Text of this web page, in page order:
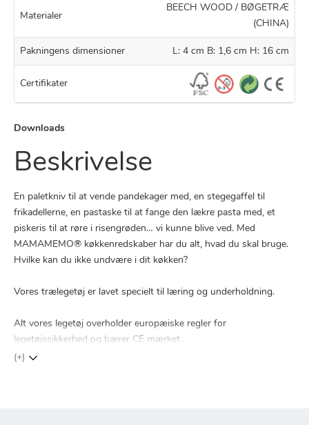
Materialer
BEECH WOOD / BØGETRÆ
(CHINA)
Pakningens dimensioner L: 4 cm B: 1,6 cm H: 16 cm
Certifikater
Downloads
Beskrivelse
En paletkniv til at vende pandekager med, en stegegaffel til
frikadellerne, en pastaske til at fange den lækre pasta med, et
piskeris til at røre i risengrøden… vi kunne blive ved. Med
MAMAMEMO® køkkenredskaber har du alt, hvad du skal bruge.
Hvilke kan du ikke undvære i dit køkken?
Vores trælegetøj er lavet specielt til læring og underholdning.
Alt vores legetøj overholder europæiske regler for
legetøjssikkerhed og bærer CE mærket.
(+)